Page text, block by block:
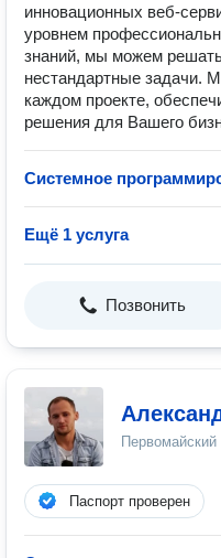
инновационных веб-
уровнем
знаний, мы можем
нестандартные задачи.
каждом проекте,
решения для Вашего
Системное
Ещё 1 услуга
Позвонить
Первомайский
Паспорт проверен